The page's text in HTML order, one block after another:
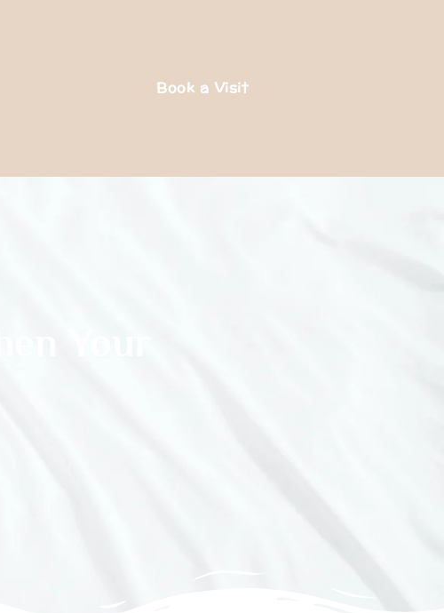
Book a Visit
Your